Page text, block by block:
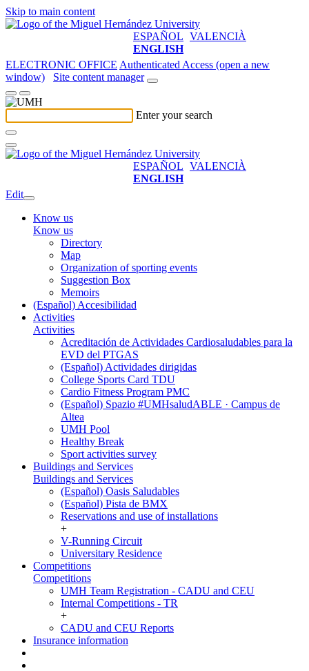
Skip to main content
ESPAÑOL VALENCIÀ
ENGLISH
ELECTRONIC OFFICE Authenticated Access (open a new
window)
Site content manager
Enter your search
ESPAÑOL VALENCIÀ
ENGLISH
Edit
Know us
Know us
Directory
Map
Organization of sporting events
Suggestion Box
Memoirs
(Español) Accesibilidad
Activities
Activities
Acreditación de Actividades Cardiosaludables para la
EVD del PTGAS
(Español) Actividades dirigidas
College Sports Card TDU
Cardio Fitness Program PMC
(Español) Spazio #UMHsaludABLE · Campus de
Altea
UMH Pool
Healthy Break
Sport activities survey
Buildings and Services
Buildings and Services
(Español) Oasis Saludables
(Español) Pista de BMX
Reservations and use of installations
+
V-Running Circuit
Universitary Residence
Competitions
Competitions
UMH Team Registration - CADU and CEU
Internal Competitions - TR
+
CADU and CEU Reports
Insurance information